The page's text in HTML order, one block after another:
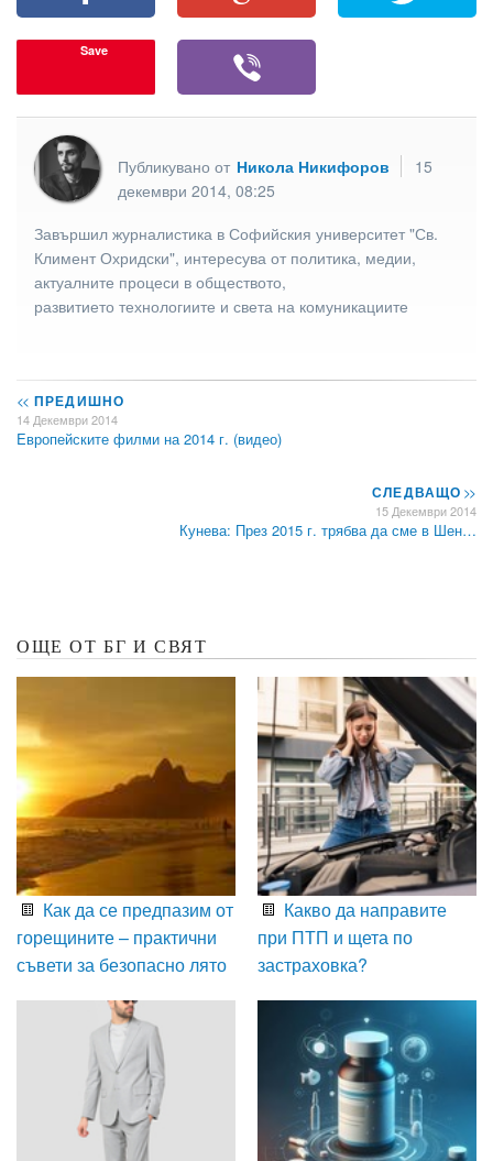
Save
Публикувано от Никола Никифоров
15
декември 2014, 08:25
Завършил журналистика в Софийския университет "Св.
Климент Охридски", интересува от политика, медии,
актуалните процеси в обществото,
развитието технологиите и света на комуникациите
<< ПРЕДИШНО
14 Декември 2014
Eвропейските филми на 2014 г. (видео)
СЛЕДВАЩО>>
15 Декември 2014
Кунева: През 2015 г. трябва да сме в Шен…
ОЩЕ ОТ БГ И СВЯТ
Как да се предпазим от
горещините – практични
съвети за безопасно лято
Какво да направите
при ПТП и щета по
застраховка?